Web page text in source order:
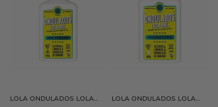
LOLA ONDULADOS LOLA... LOLA ONDULADOS LOLA...